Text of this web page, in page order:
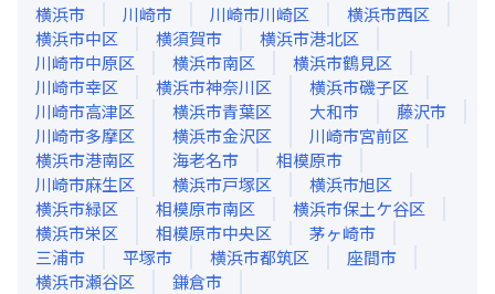
横浜市
川崎市 川崎市川崎区
横浜市西区
横浜市中区
横須賀市
横浜市港北区
川崎市中原区
横浜市南区
横浜市鶴見区
川崎市幸区
横浜市神奈川区
横浜市磯子区
川崎市高津区
横浜市青葉区 大和市
藤沢市
川崎市多摩区
横浜市金沢区
川崎市宮前区
横浜市港南区
海老名市
相模原市
川崎市麻生区
横浜市戸塚区
横浜市旭区
横浜市緑区
相模原市南区
横浜市保土ケ谷区
横浜市栄区
相模原市中央区
茅ヶ崎市
三浦市
平塚市 横浜市都筑区
座間市
横浜市瀬谷区
鎌倉市